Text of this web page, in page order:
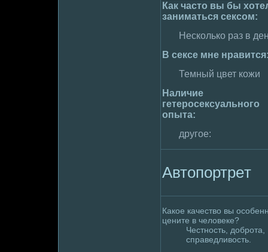
Как часто вы бы
занимaться сексом:
Несколько раз в
В сексе мне
Темный цвет кожи
Наличие
гетеpoсексуального
опыта:
другое:
Автопортpeт
Какое качество вы
цените в челoвеке?
Честность, дoбpoта,
справедливость.